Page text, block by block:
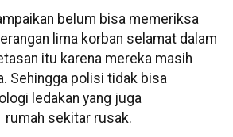
belum bisa memeriksa
lima korban selamat dalam
itu karena mereka masih
Sehingga polisi tidak bisa
ledakan yang juga
rumah sekitar rusak.